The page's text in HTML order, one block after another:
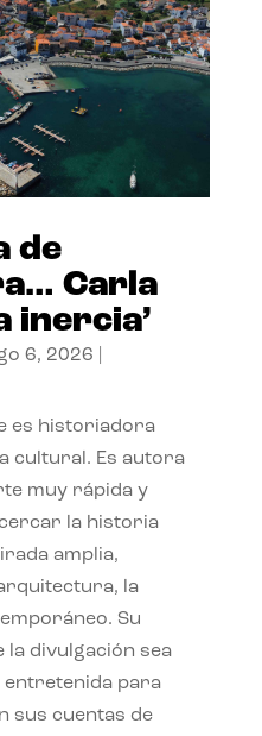
de
Carla
inercia’
6, 2026
es historiadora
cultural. Es autora
muy rápida y
la historia
amplia,
la
Su
la divulgación sea
entretenida para
sus cuentas de